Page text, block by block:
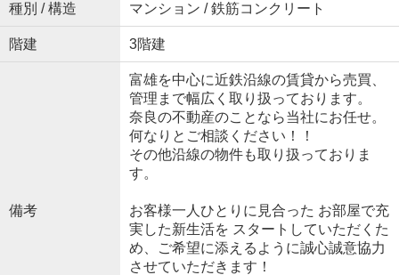
種別 / 構造 マンション / 鉄筋コンクリート
階建 3階建
備考
富雄を中心に近鉄沿線の賃貸から売買、
管理まで幅広く取り扱っております。
奈良の不動産のことなら当社にお任せ。
何なりとご相談ください！！
その他沿線の物件も取り扱っておりま
す。
お客様一人ひとりに見合った お部屋で充
実した新生活を スタートしていただくた
め、ご希望に添えるように誠心誠意協力
させていただきます！